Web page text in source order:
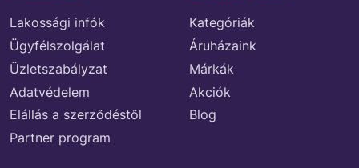
Lakossági infók
Ügyfélszolgálat
Üzletszabályzat
Adatvédelem
Elállás a szerződéstől
Partner program
Kategóriák
Áruházaink
Márkák
Akciók
Blog